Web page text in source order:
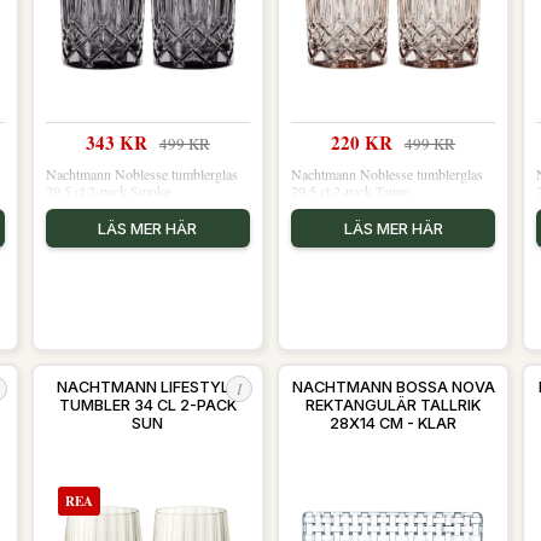
343 KR 499 KR
Nachtmann Noblesse tumblerglas
29,5 cl 2-pack Smoke
LÄS MER HÄR
220 KR 499 KR
Nachtmann Noblesse tumblerglas
29,5 cl 2-pack Taupe
LÄS MER HÄR
I
NACHTMANN LIFESTYLE
TUMBLER 34 CL 2-PACK
SUN
REA
NACHTMANN BOSSA NOVA
REKTANGULÄR TALLRIK
28X14 CM - KLAR